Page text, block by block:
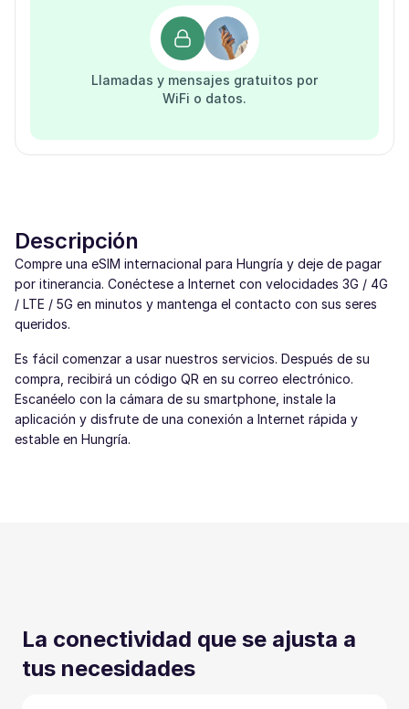
Llamadas y mensajes gratuitos por
WiFi o datos.
Descripción
Compre una eSIM internacional para Hungría y deje de pagar
por itinerancia. Conéctese a Internet con velocidades 3G / 4G
/ LTE / 5G en minutos y mantenga el contacto con sus seres
queridos.
Es fácil comenzar a usar nuestros servicios. Después de su
compra, recibirá un código QR en su correo electrónico.
Escanéelo con la cámara de su smartphone, instale la
aplicación y disfrute de una conexión a Internet rápida y
estable en Hungría.
La conectividad que se ajusta a
tus necesidades